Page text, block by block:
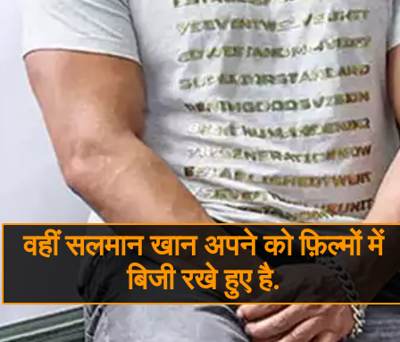
वहीं सलमान खान अपने को फ़िल्मों में
बिजी रखे हुए है.